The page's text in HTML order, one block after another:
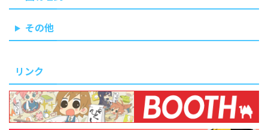
その他
リンク